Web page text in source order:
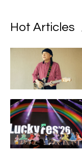
Hot Articles